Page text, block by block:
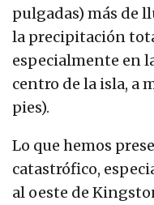
pulgadas) más de
la precipitación
especialmente en
centro de la isla, a
pies).
Lo que hemos
catastrófico,
al oeste de